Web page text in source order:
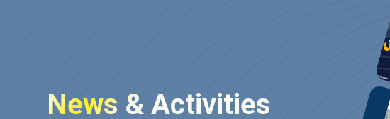
News & Activities